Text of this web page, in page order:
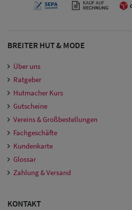
BREITER HUT & MODE
Über uns
Ratgeber
Hutmacher Kurs
Gutscheine
Vereins & Großbestellungen
Fachgeschäfte
Kundenkarte
Glossar
Zahlung & Versand
KONTAKT